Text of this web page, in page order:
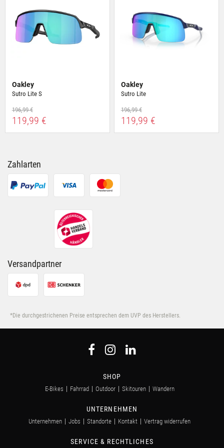
Oakley
Sutro Lite S
196,99 €
119,99 €
Oakley
Sutro Lite
196,99 €
119,99 €
Zahlarten
Versandpartner
*Die durchgestrichenen Preise entsprechen dem UVP des Herstellers.
SHOP
E-Bikes Fahrrad Outdoor Skitouren Wandern
UNTERNEHMEN
Unternehmen Jobs Standorte Kontakt Vertrag widerrufen
SERVICE & RECHTLICHES